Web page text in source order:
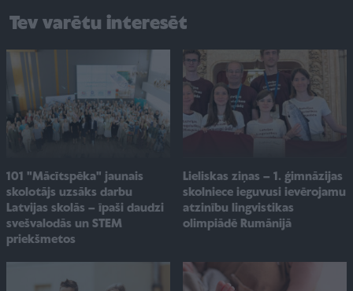
Tev varētu interesēt
101 "Mācītspēka" jaunais
skolotājs uzsāks darbu
Latvijas skolās – īpaši daudzi
svešvalodās un STEM
priekšmetos
Lieliskas ziņas – 1. ģimnāzijas
skolniece ieguvusi ievērojamu
atzinību lingvistikas
olimpiādē Rumānijā